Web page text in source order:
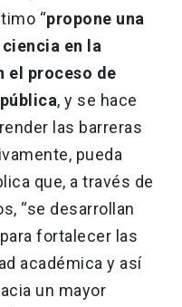
“propone una
en la
el proceso de
, y se hace
las barreras
pueda
que, a través de
“se desarrollan
fortalecer las
académica y así
un mayor